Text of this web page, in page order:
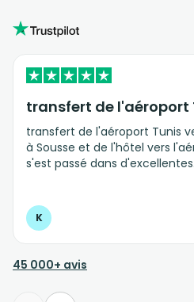
transfert de l'aéroport Tunis
à Sousse et de l'hôtel vers
s'est passé dans d'excellentes
K
45 000+ avis